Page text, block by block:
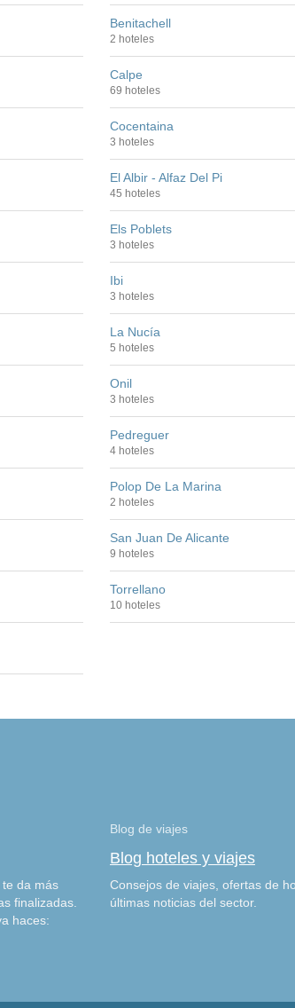
Benitachell
2 hoteles
Calpe
69 hoteles
Cocentaina
3 hoteles
El Albir - Alfaz Del Pi
45 hoteles
Els Poblets
3 hoteles
Ibi
3 hoteles
La Nucía
5 hoteles
Onil
3 hoteles
Pedreguer
4 hoteles
Polop De La Marina
2 hoteles
San Juan De Alicante
9 hoteles
Torrellano
10 hoteles
da más
finalizadas.
haces:
Blog de viajes
Blog hoteles y viajes
Consejos de viajes, ofertas de
últimas noticias del sector.